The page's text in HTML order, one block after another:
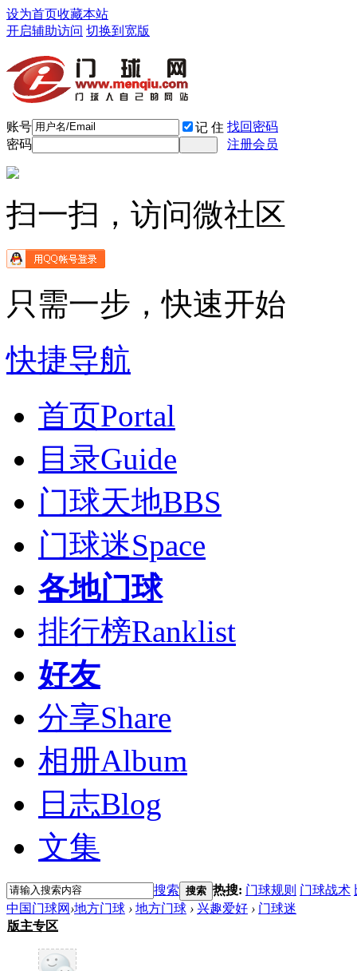
设为首页收藏本站
开启辅助访问 切换到宽版
账号 记 住 找回密码
密码
注册会员
扫一扫，访问微社区
只需一步，快速开始
快捷导航
首页Portal
目录Guide
门球天地BBS
门球迷Space
各地门球
排行榜Ranklist
好友
分享Share
相册Album
日志Blog
文集
搜索 搜索 热搜: 门球规则 门球战术
中国门球网 ›地方门球 › 地方门球 › 兴趣爱好 › 门球迷
版主专区